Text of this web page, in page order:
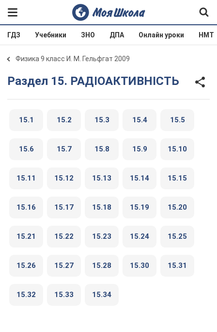
ГДЗ Учебники ЗНО ДПА Онлайн уроки НМТ
Физика 9 класс И. М. Гельфгат 2009
Раздел 15. РАДIОАКТИВНIСТЬ
15.1 15.2 15.3 15.4 15.5
15.6 15.7 15.8 15.9 15.10
15.11 15.12 15.13 15.14 15.15
15.16 15.17 15.18 15.19 15.20
15.21 15.22 15.23 15.24 15.25
15.26 15.27 15.28 15.30 15.31
15.32 15.33 15.34